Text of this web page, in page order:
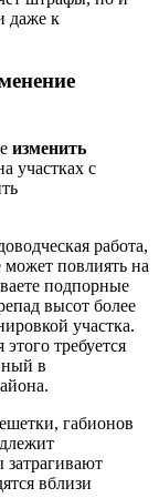
даже к
изменить
участках с
работа,
может повлиять на
подпорные
высот более
участка.
требуется
в
габионов
затрагивают
вблизи